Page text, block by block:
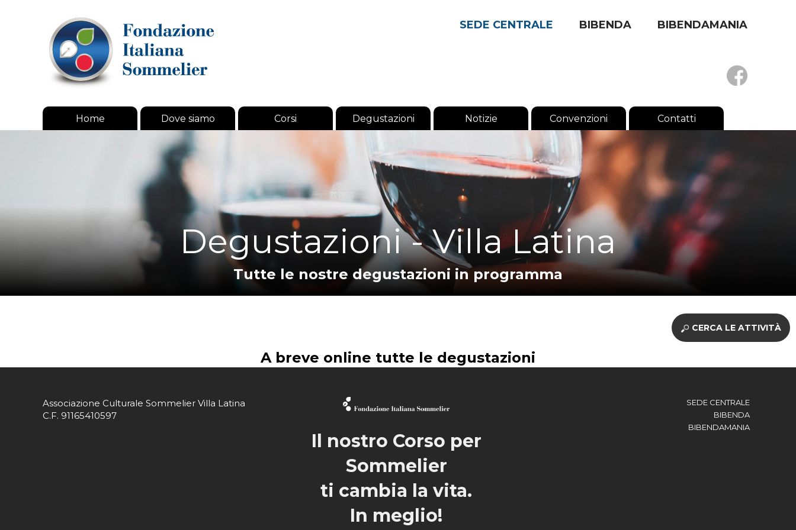
Home Dove siamo Corsi Degustazioni Notizie Convenzioni Contatti
SEDE CENTRALE BIBENDA BIBENDAMANIA
Degustazioni - Villa Latina
Tutte le nostre degustazioni in programma
CERCA LE ATTIVITÀ
A breve online tutte le degustazioni
Associazione Culturale Sommelier Villa Latina
C.F. 91165410597
Il nostro Corso per
Sommelier
ti cambia la vita.
In meglio!
SEDE CENTRALE
BIBENDA
BIBENDAMANIA